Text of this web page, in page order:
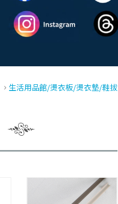
生活用品館/燙衣板/燙衣墊/鞋拔